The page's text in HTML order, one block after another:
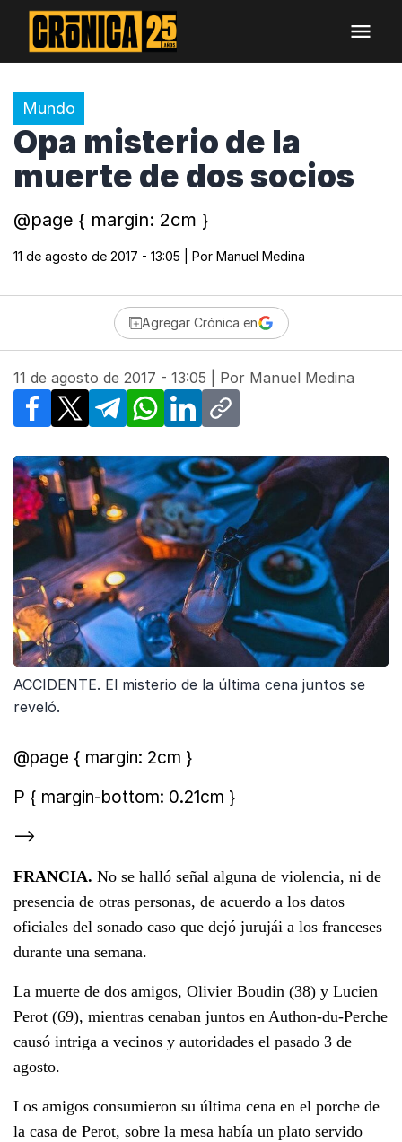
Mundo
Opa misterio de la
muerte de dos socios
@page { margin: 2cm }
11 de agosto de 2017 - 13:05 | Por Manuel Medina
Agregar Crónica en
11 de agosto de 2017 - 13:05 | Por Manuel Medina
Facebook
X TelegramWhatsApp
LinkedInCopy link
ACCIDENTE. El misterio de la última cena juntos se
reveló.
@page { margin: 2cm }
P { margin-bottom: 0.21cm }
-->
FRANCIA. No se halló señal alguna de violencia, ni de
presencia de otras personas, de acuerdo a los datos
oficiales del sonado caso que dejó jurujái a los franceses
durante una semana.
La muerte de dos amigos, Olivier Boudin (38) y Lucien
Perot (69), mientras cenaban juntos en Authon-du-Perche
causó intriga a vecinos y autoridades el pasado 3 de
agosto.
Los amigos consumieron su última cena en el porche de
la casa de Perot, sobre la mesa había un plato servido